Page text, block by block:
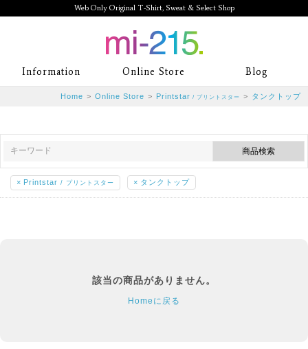
Web Only Original T-Shirt, Sweat & Select Shop
mi-215. Web Only Original T-Shirt,
Sweat & Select Shop mi-215. Tシャ
ランド専門通販
Information Online Store Blog
Home > Online Store > Printstar / プリントスター > タンクトップ
× Printstar / プリントスター × タンクトップ
該当の商品がありません。
Homeに戻る